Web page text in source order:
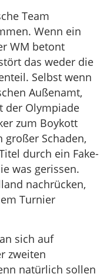
Team
Wenn ein
WM betont
das weder die
Selbst wenn
Außenamt,
der Olympiade
zum Boykott
großer Schaden,
durch ein Fake-
was gerissen.
nachrücken,
Turnier
sich auf
zweiten
natürlich sollen